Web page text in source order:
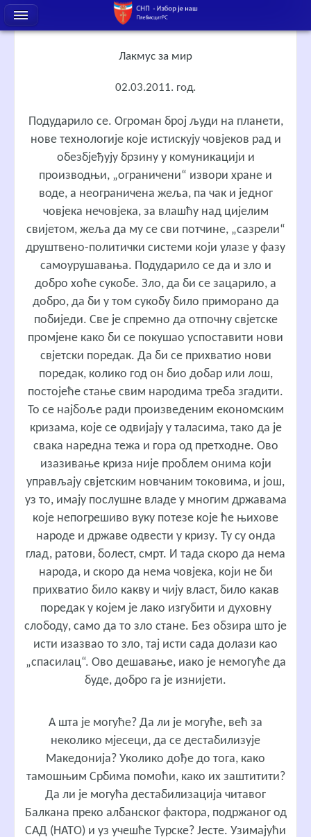
Лакмус за мир
02.03.2011. год.
Подударило се. Огроман број људи на планети,
нове технологије које истискују човјеков рад и
обезбјеђују брзину у комуникацији и
производњи, „ограничени“ извори хране и
воде, а неограничена жеља, па чак и једног
човјека нечовјека, за влашћу над цијелим
свијетом, жеља да му се сви потчине, „сазрели“
друштвено-политички системи који улазе у фазу
самоурушавања. Подударило се да и зло и
добро хоће сукобе. Зло, да би се зацарило, а
добро, да би у том сукобу било приморано да
побиједи. Све је спремно да отпочну свјетске
промјене како би се покушао успоставити нови
свјетски поредак. Да би се прихватио нови
поредак, колико год он био добар или лош,
постојеће стање свим народима треба згадити.
То се најбоље ради произведеним економским
кризама, које се одвијају у таласима, тако да је
свака наредна тежа и гора од претходне. Ово
изазивање криза није проблем онима који
управљају свјетским новчаним токовима, и још,
уз то, имају послушне владе у многим државама
које непогрешиво вуку потезе које ће њихове
народе и државе одвести у кризу. Ту су онда
глад, ратови, болест, смрт. И тада скоро да нема
народа, и скоро да нема човјека, који не би
прихватио било какву и чију власт, било какав
поредак у којем је лако изгубити и духовну
слободу, само да то зло стане. Без обзира што је
исти изазвао то зло, тај исти сада долази као
„спасилац“. Ово дешавање, иако је немогуће да
буде, добро га је изнијети.
А шта је могуће? Да ли је могуће, већ за
неколико мјесеци, да се дестабилизује
Македонија? Уколико дође до тога, како
тамошњим Србима помоћи, како их заштитити?
Да ли је могућа дестабилизација читавог
Балкана преко албанског фактора, подржаног од
САД (НАТО) и уз учешће Турске? Јесте. Узимајући